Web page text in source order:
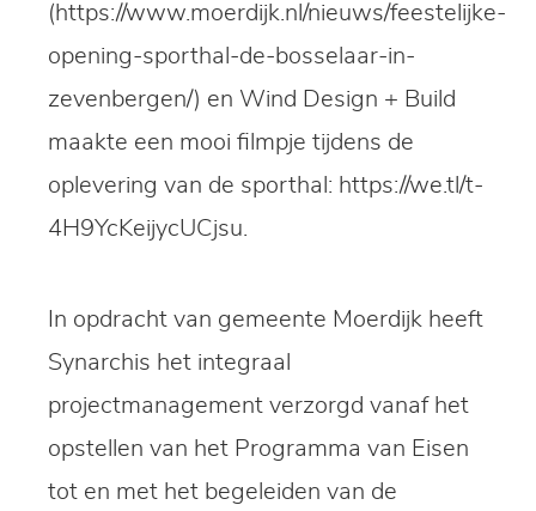
(https://www.moerdijk.nl/nieuws/feestelijke-
opening-sporthal-de-bosselaar-in-
zevenbergen/) en Wind Design + Build
maakte een mooi filmpje tijdens de
oplevering van de sporthal: https://we.tl/t-
4H9YcKeijycUCjsu.
In opdracht van gemeente Moerdijk heeft
Synarchis het integraal
projectmanagement verzorgd vanaf het
opstellen van het Programma van Eisen
tot en met het begeleiden van de